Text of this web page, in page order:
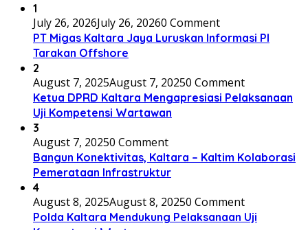
1
July 26, 2026July 26, 20260 Comment
PT Migas Kaltara Jaya Luruskan Informasi PI
Tarakan Offshore
2
August 7, 2025August 7, 20250 Comment
Ketua DPRD Kaltara Mengapresiasi Pelaksanaan
Uji Kompetensi Wartawan
3
August 7, 20250 Comment
Bangun Konektivitas, Kaltara – Kaltim Kolaborasi
Pemerataan Infrastruktur
4
August 8, 2025August 8, 20250 Comment
Polda Kaltara Mendukung Pelaksanaan Uji